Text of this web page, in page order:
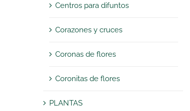
Centros para difuntos
Corazones y cruces
Coronas de flores
Coronitas de flores
PLANTAS